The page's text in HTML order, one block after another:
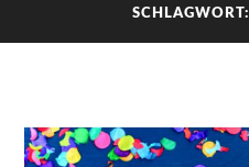
SCHLAGWORT: